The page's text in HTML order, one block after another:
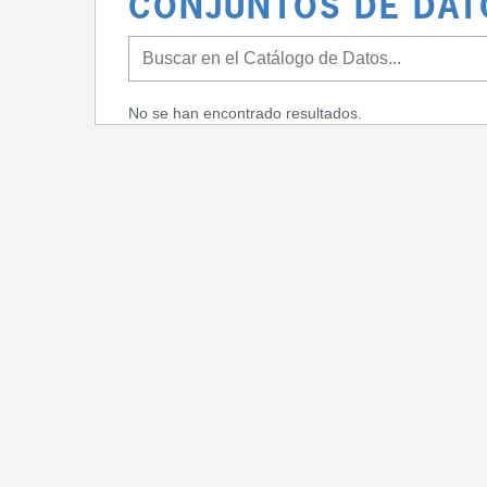
CONJUNTOS DE
No se han encontrado resultados.